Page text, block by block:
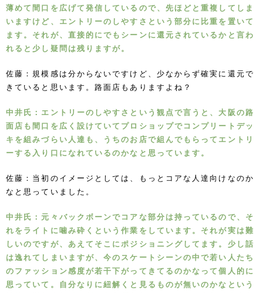
薄めて間口を広げて発信しているので、先ほどと重複してしま
いますけど、エントリーのしやすさという部分に比重を置いて
ます。それが、直接的にでもシーンに還元されているかと言わ
れると少し疑問は残りますが。
佐藤：規模感は分からないですけど、少なからず確実に還元で
きていると思います。路面店もありますよね？
中井氏：エントリーのしやすさという観点で言うと、大阪の路
面店も間口を広く設けていてプロショップでコンプリートデッ
キを組みづらい人達も、うちのお店で組んでもらってエントリ
ーする入り口になれているのかなと思っています。
佐藤：当初のイメージとしては、もっとコアな人達向けなのか
なと思っていました。
中井氏：元々バックボーンでコアな部分は持っているので、そ
れをライトに噛み砕くという作業をしています。それが実は難
しいのですが、あえてそこにポジショニングしてます。少し話
は逸れてしまいますが、今のスケートシーンの中で若い人たち
のファッション感度が若干下がってきてるのかなって個人的に
思っていて。自分なりに紐解くと見るものが無いのかなという